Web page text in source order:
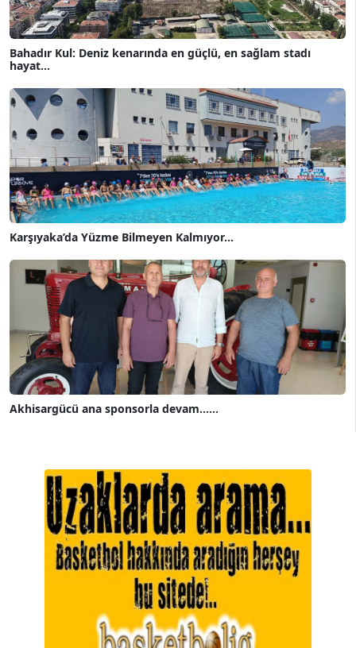
Bahadır Kul: Deniz kenarında en güçlü, en sağlam stadı
hayat...
Karşıyaka’da Yüzme Bilmeyen Kalmıyor...
Akhisargücü ana sponsorla devam......
A. BAHRİ VRESKALA
Köşe Yazarı